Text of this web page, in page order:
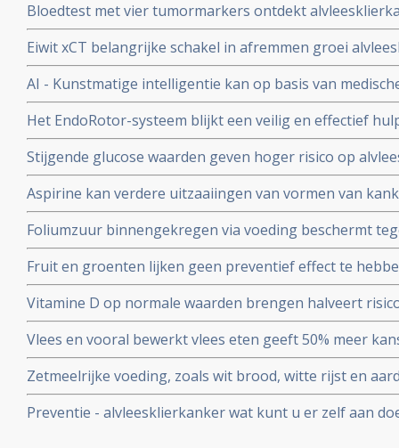
Bloedtest met vier tumormarkers ontdekt
een nauwkeurigheid van 87 tot 91 procent. Dit geeft
en een betere overlevingskans van alvleesklierkanker
Eiwit xCT belangrijke schakel in afremmen groei
neerslachtigheid blijkt uit dierstudie van VUB-
Janssen
AI - Kunstmatige intelligentie kan op basis van
tevoren voorspellen of iemand alvleesklierkanker zal
bevolkingsonderzoek
Het EndoRotor-systeem blijkt een veilig en effectief
necrosectomie uit te voeren bij walled-off
als late bijwerking van acute pancreatitis
Stijgende glucose waarden geven hoger risico op
glucosewaarden hoe hoger het risico. Diabetes
risico
Aspirine kan verdere uitzaaiingen van vormen van
adenocarcinomen voorkomen. Dit toont een grote
gerandomiseerde studies, gepubliceerd in The Lancet
Foliumzuur binnengekregen via voeding beschermt
foliumzuur via voedingsuppletie doet dit niet blijkt uit
Fruit en groenten lijken geen preventief effect te
ontwikkelen van alvleesklierkanker, aldus grote
in tegenspraak met andere studies
Vitamine D op normale waarden brengen halveert
bewijzen twee grote studies.
Vlees en vooral bewerkt vlees eten geeft 50% meer
alvleesklierkanker blijkt uit grote 7 jarige studie onder
Zetmeelrijke voeding, zoals wit brood, witte rijst en
het krijgen van alvleesklierkanker
Preventie - alvleesklierkanker wat kunt u er zelf aan